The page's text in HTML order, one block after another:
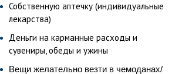
Собственную аптечку (индивидуальные
лекарства)
Деньги на карманные расходы и
сувениры, обеды и ужины
Вещи желательно везти в чемоданах/